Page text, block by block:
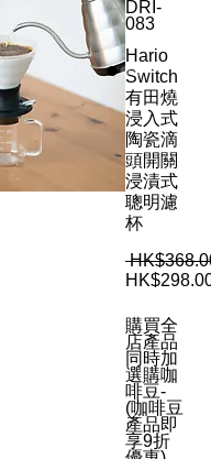
DRI-
083
Hario
Switch
有田燒
浸入式
陶瓷滴
頭開關
浸漬式
聰明濾
杯
HK$298.00
購買全
店產品
同時加
選購咖
啡豆-
(咖啡豆
產品即
享9折